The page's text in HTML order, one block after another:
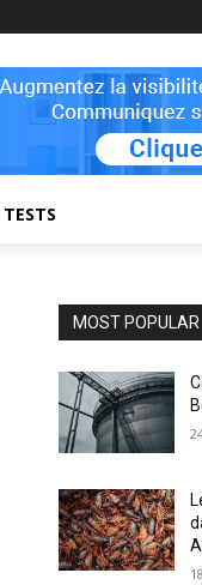
TESTS
MOST POPULAR